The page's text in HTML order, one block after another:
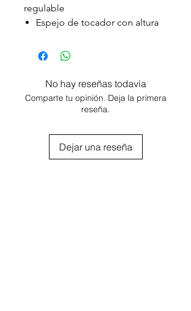
regulable
Espejo de tocador con altura
Color: Cromado
Diámetro: 20 cm
No hay reseñas todavía
Comparte tu opinión. Deja la primera
reseña.
Dejar una reseña